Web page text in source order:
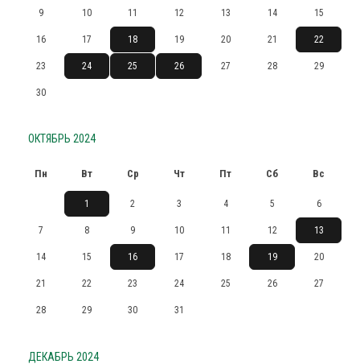
9 10 11 12 13 14 15
16 17 18 19 20 21 22
23 24 25 26 27 28 29
30
ОКТЯБРЬ 2024
Пн Вт Ср Чт Пт Сб Вс
1 2 3 4 5 6
7 8 9 10 11 12 13
14 15 16 17 18 19 20
21 22 23 24 25 26 27
28 29 30 31
ДЕКАБРЬ 2024